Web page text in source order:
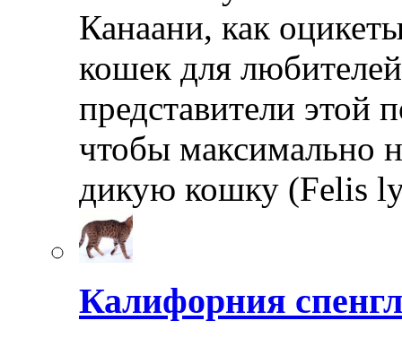
Канаани, как
кошек для
представители этой
чтобы максимально
дикую кошку (Felis
Калифорния